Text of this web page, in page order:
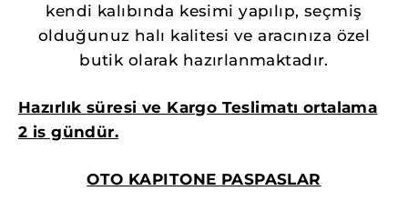
kendi kalıbında kesimi yapılıp, seçmiş
olduğunuz halı kalitesi ve aracınıza özel
butik olarak hazırlanmaktadır.
Hazırlık süresi ve Kargo Teslimatı ortalama
2 is gündür.
OTO KAPITONE PASPASLAR